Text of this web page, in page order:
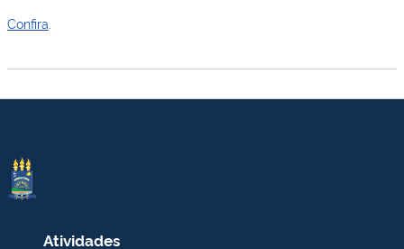
Confira
Atividades